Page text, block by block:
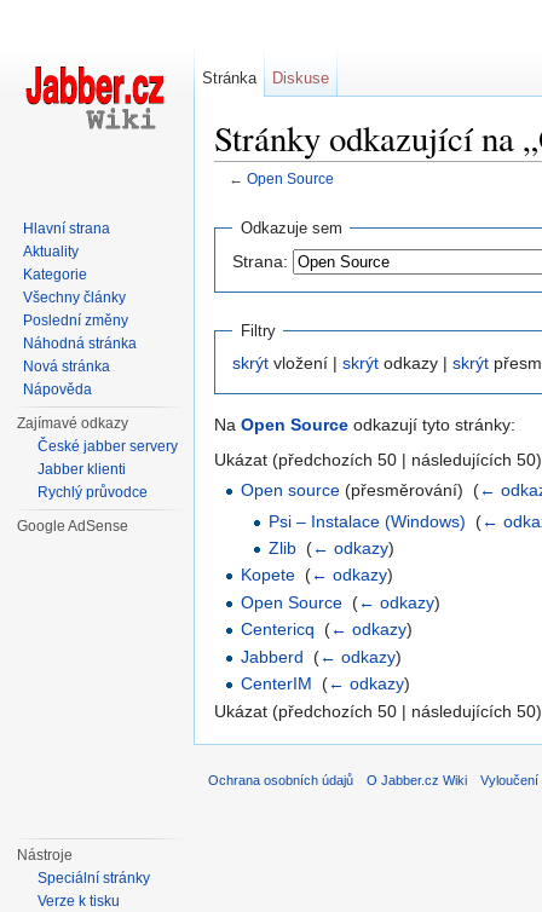
Stránky odkazující na
← Open Source
Odkazuje sem
Strana:
Filtry
skrýt vložení | skrýt odkazy | skrýt
Na Open Source odkazují tyto stránky:
Ukázat (předchozích 50 | následujících
Open source (přesměrování) ‎ (←
Psi – Instalace (Windows)
(←
Zlib‎ (← odkazy)
Kopete (← odkazy)
Open Source (← odkazy)
Centericq
(← odkazy)
Jabberd
(← odkazy)
CenterIM
(← odkazy)
Ukázat (předchozích 50 | následujících
Stránka Diskuse
Hlavní strana
Aktuality
Kategorie
Všechny články
Poslední změny
Náhodná stránka
Nová stránka
Nápověda
Zajímavé odkazy
České jabber servery
Jabber klienti
Rychlý průvodce
Google AdSense
Nástroje
Speciální stránky
Verze k tisku
Ochrana osobních údajů O Jabber.cz Wiki Vyloučení